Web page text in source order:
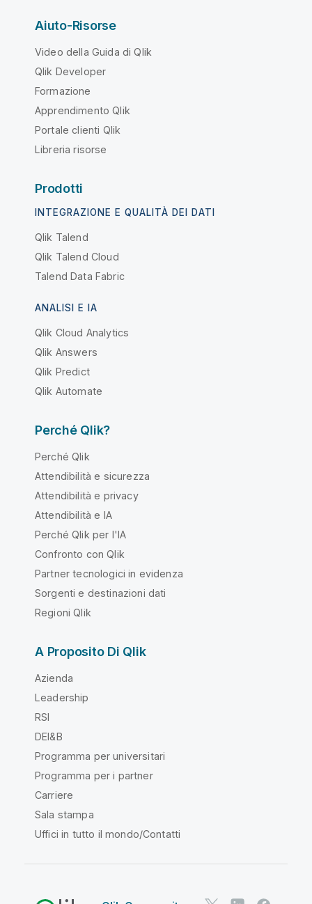
Aiuto-Risorse
Video della Guida di Qlik
Qlik Developer
Formazione
Apprendimento Qlik
Portale clienti Qlik
Libreria risorse
Prodotti
INTEGRAZIONE E QUALITÀ DEI DATI
Qlik Talend
Qlik Talend Cloud
Talend Data Fabric
ANALISI E IA
Qlik Cloud Analytics
Qlik Answers
Qlik Predict
Qlik Automate
Perché Qlik?
Perché Qlik
Attendibilità e sicurezza
Attendibilità e privacy
Attendibilità e IA
Perché Qlik per l'IA
Confronto con Qlik
Partner tecnologici in evidenza
Sorgenti e destinazioni dati
Regioni Qlik
A Proposito Di Qlik
Azienda
Leadership
RSI
DEI&B
Programma per universitari
Programma per i partner
Carriere
Sala stampa
Uffici in tutto il mondo/Contatti